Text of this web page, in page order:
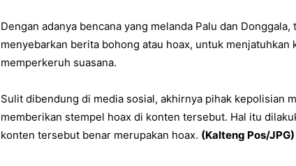
Dengan adanya bencana yang melanda Palu dan
menyebarkan berita bohong atau hoax, untuk menjatuhkan
memperkeruh suasana.
Sulit dibendung di media sosial, akhirnya pihak kepolisian
memberikan stempel hoax di konten tersebut. Hal itu
konten tersebut benar merupakan hoax. (Kalteng Pos/JPG)